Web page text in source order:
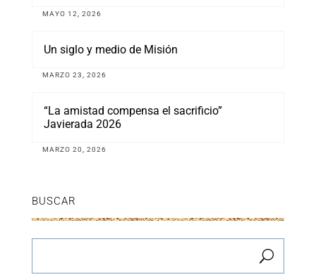
MAYO 12, 2026
Un siglo y medio de Misión
MARZO 23, 2026
“La amistad compensa el sacrificio”
Javierada 2026
MARZO 20, 2026
BUSCAR